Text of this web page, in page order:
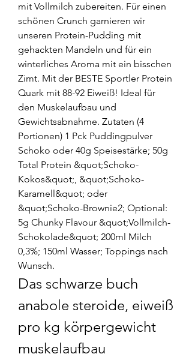
mit Vollmilch zubereiten. Für einen
schönen Crunch garnieren wir
unseren Protein-Pudding mit
gehackten Mandeln und für ein
winterliches Aroma mit ein bisschen
Zimt. Mit der BESTE Sportler Protein
Quark mit 88-92 Eiweiß! Ideal für
den Muskelaufbau und
Gewichtsabnahme. Zutaten (4
Portionen) 1 Pck Puddingpulver
Schoko oder 40g Speisestärke; 50g
Total Protein &quot;Schoko-
Kokos&quot;, &quot;Schoko-
Karamell&quot; oder
&quot;Schoko-Brownie2; Optional:
5g Chunky Flavour &quot;Vollmilch-
Schokolade&quot; 200ml Milch
0,3%; 150ml Wasser; Toppings nach
Wunsch.
Das schwarze buch
anabole steroide, eiweiß
pro kg körpergewicht
muskelaufbau